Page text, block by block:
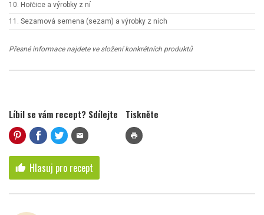
10. Hořčice a výrobky z ní
11. Sezamová semena (sezam) a výrobky z nich
Přesné informace najdete ve složení konkrétních produktů
Líbil se vám recept? Sdílejte
mail
Tiskněte
print
thumb_up Hlasuj pro recept